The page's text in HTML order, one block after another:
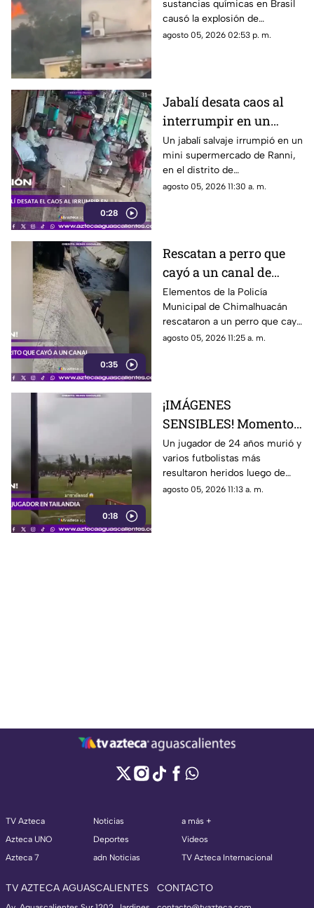
incendio en una
fábrica
sustancias químicas en Brasil
causó la explosión de
alcantarillas; el momento
agosto 05, 2026 02:53 p. m.
0:28
Jabalí desata caos al
interrumpir en un
comercio y embiste a
un hombre
Un jabalí salvaje irrumpió en un
mini supermercado de Ranni,
en el distrito de
Pathanamthitta, Kerala, India,
agosto 05, 2026 11:30 a. m.
0:35
Rescatan a perro que
cayó a un canal de
aguas negras en
Chimalhuacán
Elementos de la Policía
Municipal de Chimalhuacán
rescataron a un perro que cayó
a un canal de aguas negras,
agosto 05, 2026 11:25 a. m.
0:18
¡IMÁGENES
SENSIBLES! Momento
en el que rayo cae
durante partido de
fútbol y mata a jugador
Un jugador de 24 años murió y
varios futbolistas más
resultaron heridos luego de
que un rayo impactara el
agosto 05, 2026 11:13 a. m.
TV Azteca
Azteca UNO
Azteca 7
Noticias
Deportes
adn Noticias
a más +
Videos
TV Azteca Internacional
TV AZTECA AGUASCALIENTES CONTACTO